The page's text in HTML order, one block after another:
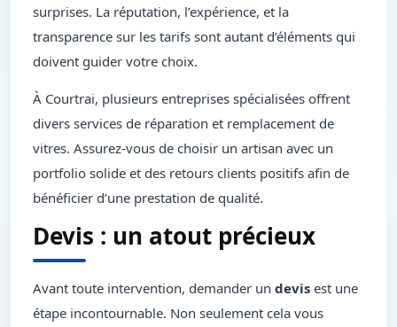
surprises. La réputation, l’expérience, et la
transparence sur les tarifs sont autant d’éléments qui
doivent guider votre choix.
À Courtrai, plusieurs entreprises spécialisées offrent
divers services de réparation et remplacement de
vitres. Assurez-vous de choisir un artisan avec un
portfolio solide et des retours clients positifs afin de
bénéficier d’une prestation de qualité.
Devis : un atout précieux
Avant toute intervention, demander un devis est une
étape incontournable. Non seulement cela vous